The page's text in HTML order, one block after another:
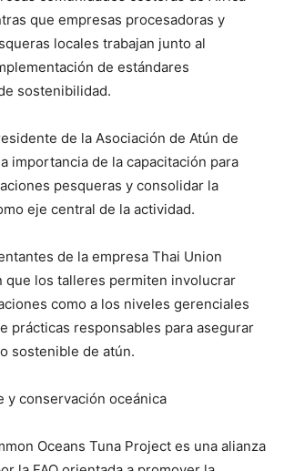
que empresas procesadoras y
locales trabajan junto al
de estándares
sostenibilidad.
de la Asociación de Atún de
importancia de la capacitación para
pesqueras y consolidar la
eje central de la actividad.
de la empresa Thai Union
que los talleres permiten involucrar
como a los niveles gerenciales
prácticas responsables para asegurar
sostenible de atún.
y conservación oceánica
Oceans Tuna Project es una alianza